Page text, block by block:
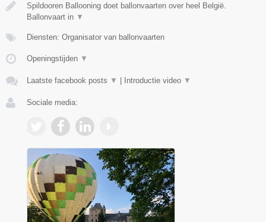
Spildooren Ballooning doet ballonvaarten over heel België.
Ballonvaart in ▼
Diensten: Organisator van ballonvaarten
Openingstijden ▼
Laatste facebook posts ▼ | Introductie video ▼
Sociale media: